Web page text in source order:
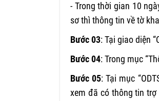
- Trong thời gian 10
sơ thì thông tin về tờ
Bước 03: Tại giao diện
Bước 04: Trong mục
Bước 05: Tại mục
xem đã có thông tin